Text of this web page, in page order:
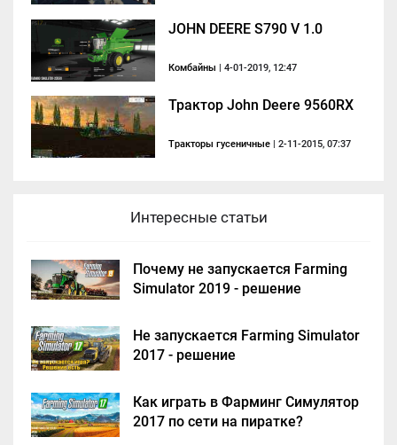
JOHN DEERE S790 V 1.0
Комбайны | 4-01-2019, 12:47
Трактор John Deere 9560RX
Тракторы гусеничные | 2-11-2015, 07:37
Интересные статьи
Почему не запускается Farming
Simulator 2019 - решение
Не запускается Farming Simulator
2017 - решение
Как играть в Фарминг Симулятор
2017 по сети на пиратке?